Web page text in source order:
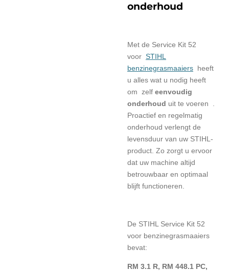
onderhoud
Met de Service Kit 52
voor STIHL
benzinegrasmaaiers heeft
u alles wat u nodig heeft
om zelf eenvoudig
onderhoud uit te voeren .
Proactief en regelmatig
onderhoud verlengt de
levensduur van uw STIHL-
product. Zo zorgt u ervoor
dat uw machine altijd
betrouwbaar en optimaal
blijft functioneren.
De STIHL Service Kit 52
voor benzinegrasmaaiers
bevat:
RM 3.1 R, RM 448.1 PC,